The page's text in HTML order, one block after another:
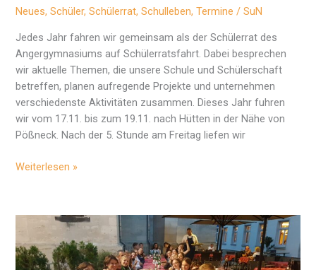
Neues,Schüler,Schülerrat,Schulleben,Termine /SuN
Jedes Jahr fahren wir gemeinsam als der Schülerrat des
Angergymnasiums auf Schülerratsfahrt. Dabei besprechen
wir aktuelle Themen, die unsere Schule und Schülerschaft
betreffen, planen aufregende Projekte und unternehmen
verschiedenste Aktivitäten zusammen. Dieses Jahr fuhren
wir vom 17.11. bis zum 19.11. nach Hütten in der Nähe von
Pößneck. Nach der 5. Stunde am Freitag liefen wir
Der
Reisen
Weiterlesen »